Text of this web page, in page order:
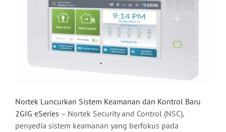
Nortek Luncurkan Sistem Keamanan dan Kontrol Baru
2GIG eSeries – Nortek Security and Control (NSC),
penyedia sistem keamanan yang berfokus pada